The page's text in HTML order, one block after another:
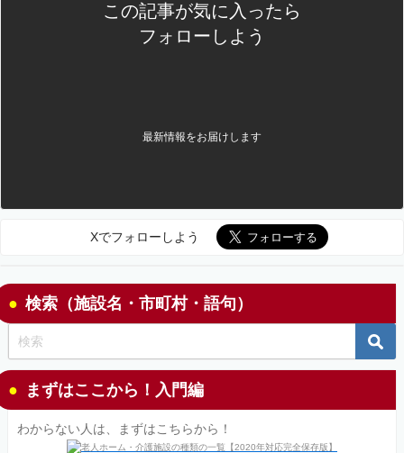
この記事が気に入ったら
フォローしよう
最新情報をお届けします
Xでフォローしよう
検索（施設名・市町村・語句）
まずはここから！入門編
わからない人は、まずはこちらから！